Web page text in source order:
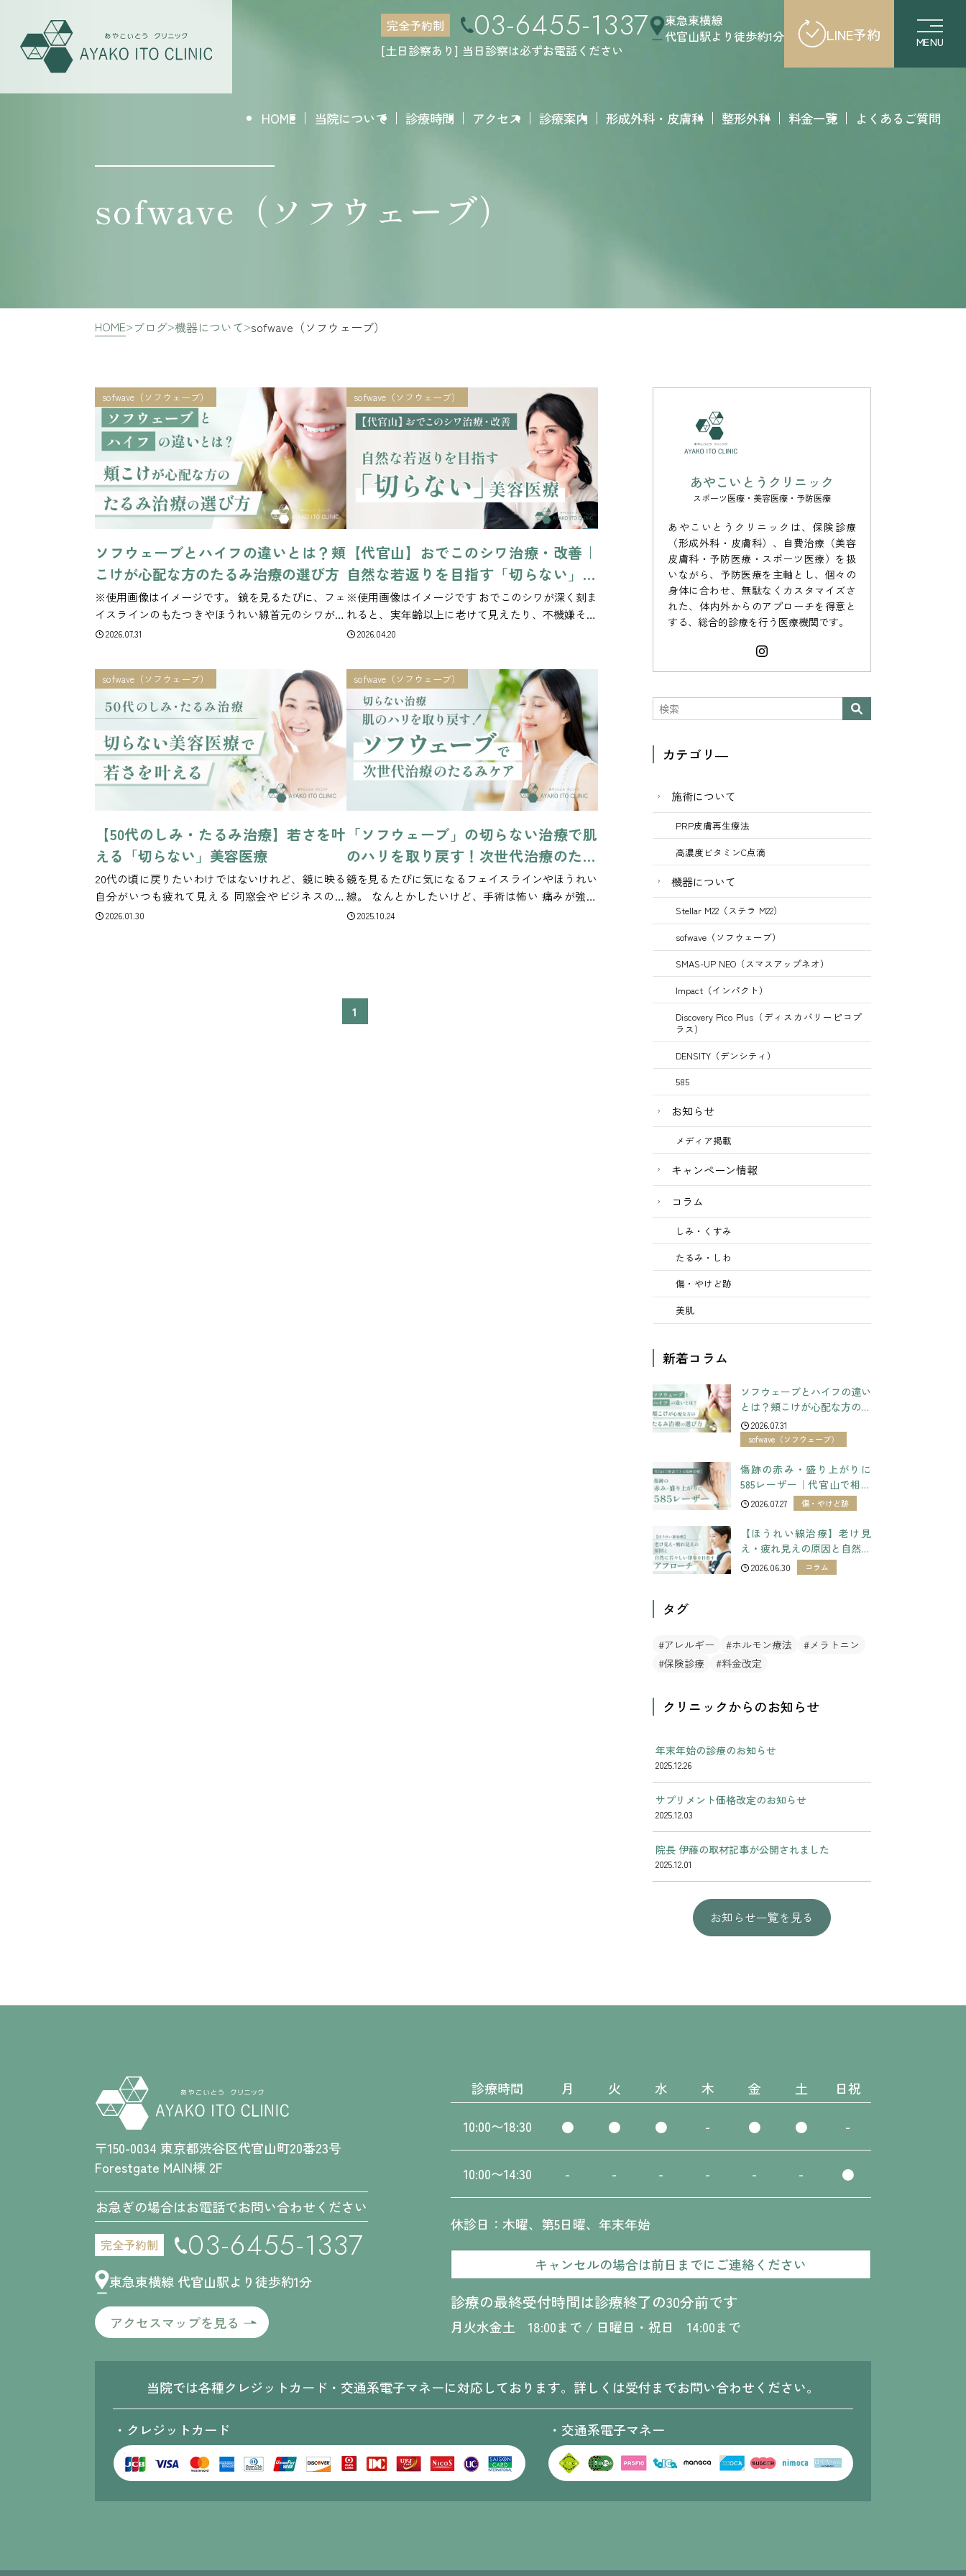
HOME 当院について 診療時間 アクセス 診療案内 形成外科・皮膚科 整形外科 料金一覧 よくあるご質問
完全予約制 03-6455-1337
[土日診察あり] 当日診察は必ずお電話ください
東急東横線
代官山駅より徒歩約1分
LINE予約 MENU
sofwave（ソフウェーブ）
HOME ブログ 機器について sofwave（ソフウェーブ）
sofwave（ソフウェーブ）
ソフウェーブとハイフの違いとは？頬
こけが心配な方のたるみ治療の選び方
※使用画像はイメージです。 鏡を見るたびに、フェ
イスラインのもたつきやほうれい線首元のシワが気
になっていませんか。 「そろそろ本格的なたるみ治
の強い治療は避けたい」「たるみを引き締めたいけ
れど、...
2026.07.31
sofwave（ソフウェーブ）
【代官山】おでこのシワ治療・改善｜
自然な若返りを目指す「切らない」美
容医療
※使用画像はイメージです おでこのシワが深く刻ま
れると、実年齢以上に老けて見えたり、不機嫌そう
な印象を与えてしまったりすることがあります。 特
下やまぶたの重み、筋肉の使い方の変化など、複数
の要因...
2026.04.20
sofwave（ソフウェーブ）
【50代のしみ・たるみ治療】若さを叶
える「切らない」美容医療
20代の頃に戻りたいわけではないけれど、鏡に映る
自分がいつも疲れて見える 同窓会やビジネスの場
で、清潔感のある若々しさを保ちたい 『何かし
2026.01.30
sofwave（ソフウェーブ）
「ソフウェーブ」の切らない治療で肌
のハリを取り戻す！次世代治療のたる
みケア
鏡を見るたびに気になるフェイスラインやほうれい
線。 なんとかしたいけど、手術は怖い 痛みが強い
治療も不安… ケアへの一歩を踏み出せずにいる方も
2025.10.24
1
あやこいとうクリニック
スポーツ医療・美容医療・予防医療
あやこいとうクリニックは、保険診療
（形成外科・皮膚科）、自費治療（美容
皮膚科・予防医療・スポーツ医療）を扱
いながら、予防医療を主軸とし、個々の
身体に合わせ、無駄なくカスタマイズさ
れた、体内外からのアプローチを得意と
する、総合的診療を行う医療機関です。
カテゴリ―
施術について
PRP皮膚再生療法
高濃度ビタミンC点滴
機器について
Stellar M22（ステラ M22）
sofwave（ソフウェーブ）
SMAS-UP NEO（スマスアップネオ）
Impact（インパクト）
Discovery Pico Plus（ディスカバリーピコプ
ラス）
DENSITY（デンシティ）
585
お知らせ
メディア掲載
キャンペーン情報
コラム
しみ・くすみ
たるみ・しわ
傷・やけど跡
美肌
新着コラム
ソフウェーブとハイフの違い
とは？頬こけが心配な方のた
るみ治療の選び方
2026.07.31
sofwave（ソフウェーブ）
傷跡の赤み・盛り上がりに
585レーザー｜代官山で相談
できる傷跡治療
2026.07.27 傷・やけど跡
【ほうれい線治療】老け見
え・疲れ見えの原因と自然に
若々しい印象を目指すアプロ
2026.06.30 コラム
タグ
アレルギー ホルモン療法
メラトニン
保険診療
料金改定
クリニックからのお知らせ
2025.12.26
年末年始の診療のお知らせ
2025.12.03
サプリメント価格改定のお知らせ
2025.12.01
院長 伊藤の取材記事が公開されました
お知らせ一覧を見る
〒150-0034 東京都渋谷区代官山町20番23号
Forestgate MAIN棟 2F
お急ぎの場合はお電話でお問い合わせください
完全予約制 03-6455-1337
東急東横線 代官山駅より徒歩約1分
アクセスマップを見る
診療時間 月 火 水 木 金 土 日祝
10:00〜18:30 ● ● ● - ● ● -
10:00〜14:30 - - - - - - ●
休診日：木曜、第5日曜、年末年始
キャンセルの場合は前日までにご連絡ください
診療の最終受付時間は診療終了の30分前です
月火水金土 18:00まで / 日曜日・祝日 14:00まで
当院では各種クレジットカード・交通系電子マネーに対応しております。詳しくは受付までお問い合わせください。
・クレジットカード ・交通系電子マネー